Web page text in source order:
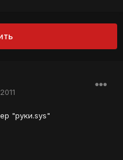
"руки.sys"